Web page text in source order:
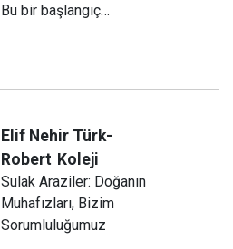
Bu bir başlangıç…
Elif Nehir Türk-
Robert Koleji
Sulak Araziler: Doğanın
Muhafızları, Bizim
Sorumluluğumuz